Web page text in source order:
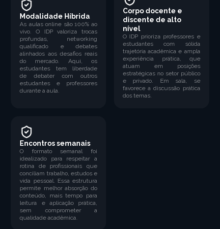
Modalidade Híbrida
As aulas online são 100% ao
vivo. O IDP valoriza trocas
profundas, networking
qualificado e debates
alinhados aos desafios reais
do mercado. Aqui, os
estudantes tem liberdade
de debater com outros
estudantes e professores
durante a aula.
Corpo docente e
discente de alto
nível
O IDP prioriza professores e
estudantes com sólida
trajetória acadêmica e ampla
experiência prática, que
atuam em posições
estratégicas no setor público
e privado. Em sala, se
favorece a discussão prática
dos temas.
Encontros semanais
O formato semanal foi
idealizado para respeitar a
rotina de profissionais que
conciliam trabalho, estudos e
vida pessoal. Essa estrutura
permite melhor absorção do
conteúdo, mais tempo para
leitura e aplicação prática,
sem comprometer a
qualidade acadêmica.